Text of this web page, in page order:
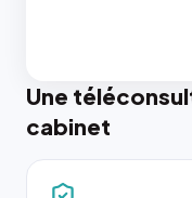
Une
cabinet